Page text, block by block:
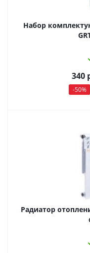
Набор
340
-50%
Радиатор отопления Умница модель РА-565-